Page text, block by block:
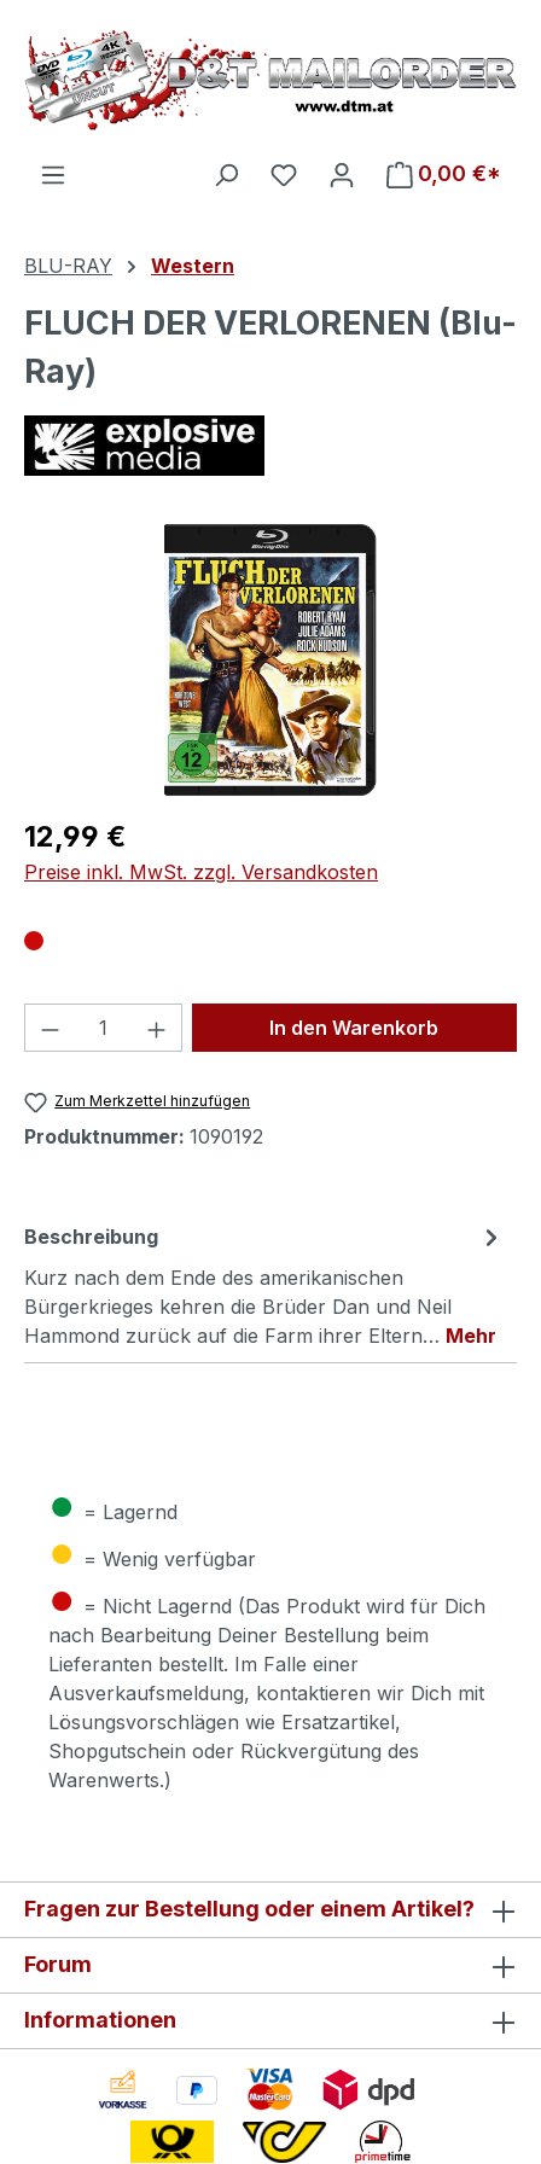
Zum Hauptinhalt springen
Du hast 0 Produkte auf
0,00 €*
BLU-RAY Western
FLUCH DER VERLORENEN (Blu-
Ray)
Bildergalerie überspringen
Regulärer Preis:
12,99 €
Preise inkl. MwSt. zzgl. Versandkosten
Produkt Anzahl: Gib denIn den Warenkorb
Zum Merkzettel hinzufügen
Produktnummer: 1090192
Beschreibung
Kurz nach dem Ende des amerikanischen
Bürgerkrieges kehren die Brüder Dan und Neil
Hammond zurück auf die Farm ihrer Eltern… Mehr
● = Lagernd
● = Wenig verfügbar
● = Nicht Lagernd (Das Produkt wird für Dich
nach Bearbeitung Deiner Bestellung beim
Lieferanten bestellt. Im Falle einer
Ausverkaufsmeldung, kontaktieren wir Dich mit
Lösungsvorschlägen wie Ersatzartikel,
Shopgutschein oder Rückvergütung des
Warenwerts.)
Fragen zur Bestellung oder einem Artikel?
Forum
Informationen